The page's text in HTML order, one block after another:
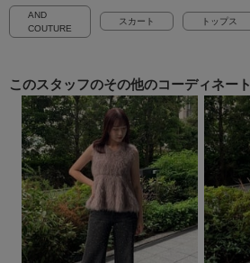
AND
COUTURE
スカート トップス
このスタッフのその他のコーディネート